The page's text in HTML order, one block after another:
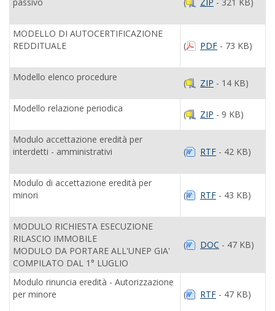
MODELLO DI AUTOCERTIFICAZIONE
REDDITUALE
( PDF - 73 KB)
Modello elenco procedure
( ZIP - 14 KB)
Modello relazione periodica
( ZIP - 9 KB)
Modulo accettazione eredità per
interdetti - amministrativi
( RTF - 42 KB)
Modulo di accettazione eredità per
minori
( RTF - 43 KB)
MODULO RICHIESTA ESECUZIONE
RILASCIO IMMOBILE
MODULO DA PORTARE ALL'UNEP GIA'
COMPILATO DAL 1° LUGLIO
( DOC - 47 KB)
Modulo rinuncia eredità - Autorizzazione
per minore
( RTF - 47 KB)